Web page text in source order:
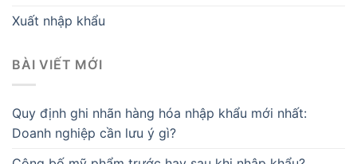
Xuất nhập khẩu
BÀI VIẾT MỚI
Quy định ghi nhãn hàng hóa nhập khẩu mới nhất:
Doanh nghiệp cần lưu ý gì?